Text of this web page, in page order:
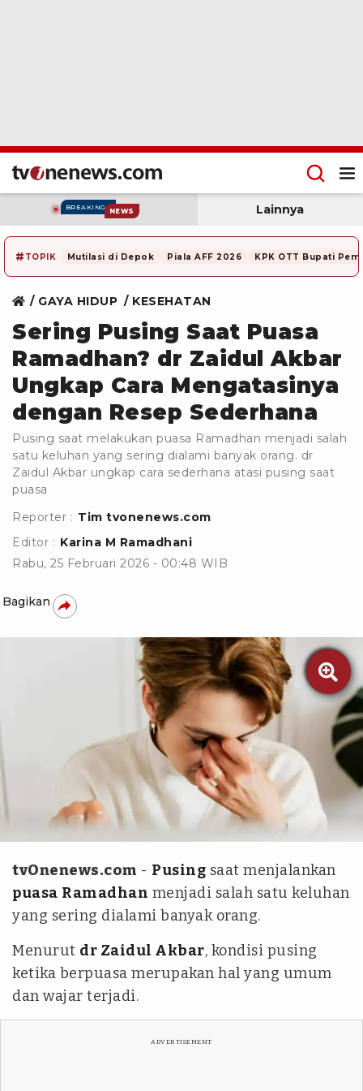
BREAKING NEWS Lainnya
# TOPIK Mutilasi di Depok Piala AFF 2026 KPK OTT Bupati
GAYA HIDUP KESEHATAN
Sering Pusing Saat Puasa
Ramadhan? dr Zaidul Akbar
Ungkap Cara Mengatasinya
dengan Resep Sederhana
Pusing saat melakukan puasa Ramadhan menjadi salah
satu keluhan yang sering dialami banyak orang. dr
Zaidul Akbar ungkap cara sederhana atasi pusing saat
puasa
Reporter : Tim tvonenews.com
Editor : Karina M Ramadhani
Rabu, 25 Februari 2026 - 00:48 WIB
Bagikan

Pexels/Photo By: Kaboompics.com
tvOnenews.com - Pusing saat menjalankan
puasa Ramadhan menjadi salah satu keluhan
yang sering dialami banyak orang.
Menurut dr Zaidul Akbar, kondisi pusing
ketika berpuasa merupakan hal yang umum
dan wajar terjadi.
ADVERTISEMENT